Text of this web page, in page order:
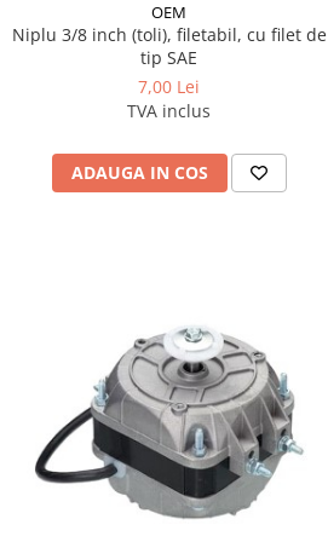
OEM
Niplu 3/8 inch (toli), filetabil, cu filet de
tip SAE
7,00 Lei
TVA inclus
ADAUGA IN COS